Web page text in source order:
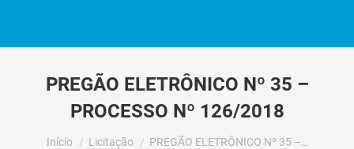
PREGÃO ELETRÔNICO Nº 35 –
PROCESSO Nº 126/2018
Você está aqui:
Início Licitação PREGÃO ELETRÔNICO Nº 35 –…